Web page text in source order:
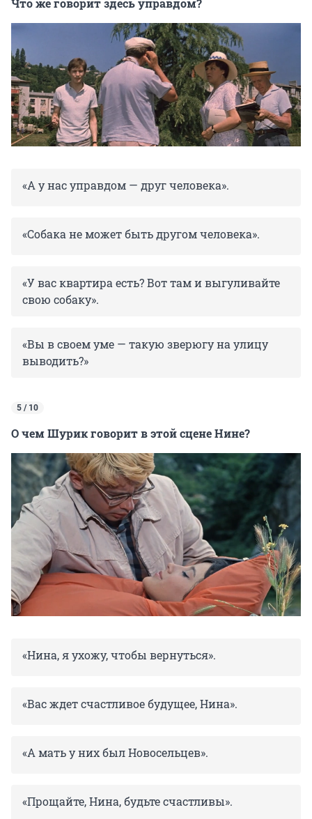
Что же говорит здесь управдом?
«А у нас управдом — друг человека».
«Собака не может быть другом человека».
«У вас квартира есть? Вот там и выгуливайте
свою собаку».
«Вы в своем уме — такую зверюгу на улицу
выводить?»
5 / 10
О чем Шурик говорит в этой сцене Нине?
«Нина, я ухожу, чтобы вернуться».
«Вас ждет счастливое будущее, Нина».
«А мать у них был Новосельцев».
«Прощайте, Нина, будьте счастливы».